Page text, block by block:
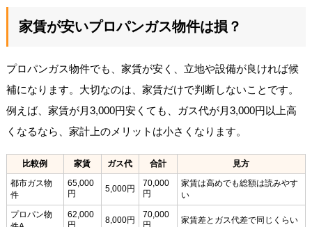
家賃が安いプロパンガス物件は損？
プロパンガス物件でも、家賃が安く、立地や設備が良ければ候
補になります。大切なのは、家賃だけで判断しないことです。
例えば、家賃が月3,000円安くても、ガス代が月3,000円以上高
くなるなら、家計上のメリットは小さくなります。
比較例 家賃 ガス代 合計
見方
都市ガス物
件
65,000
円
5,000円
70,000
円
家賃は高めでも総額は読みやす
い
プロパン物
62,000
円
8,000円
70,000
円
家賃差とガス代差で同じくらい